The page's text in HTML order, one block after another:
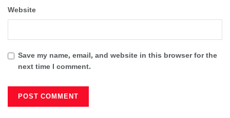
Website
Save my name, email, and website in this browser for the
next time I comment.